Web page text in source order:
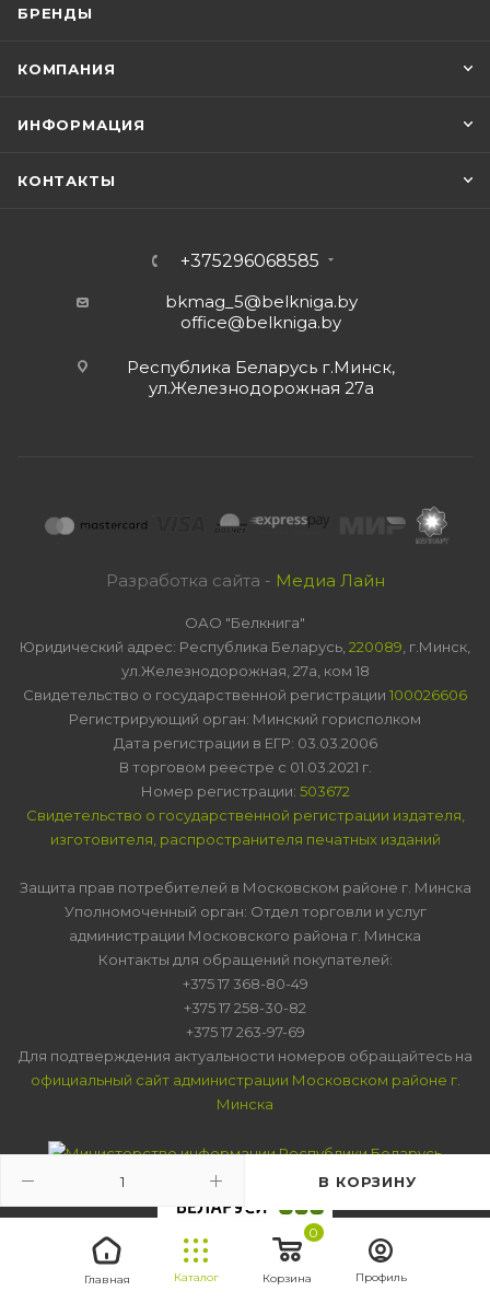
В КОРЗИНУ
Главная Каталог Корзина
0
Профиль
БРЕНДЫ
КОМПАНИЯ
ИНФОРМАЦИЯ
КОНТАКТЫ
+375296068585
bkmag_5@belkniga.by
office@belkniga.by
Республика Беларусь г.Минск,
ул.Железнодорожная 27а
Разработка сайта - Медиа Лайн
ОАО "Белкнига"
Юридический адрес: Республика Беларусь, 220089 , г.Минск,
ул.Железнодорожная, 27а, ком 18
Свидетельство о государственной регистрации 100026606
Регистрирующий орган: Минский горисполком
Дата регистрации в ЕГР: 03.03.2006
В торговом реестре с 01.03.2021 г.
Номер регистрации: 503672
Свидетельство о государственной регистрации издателя,
изготовителя, распространителя печатных изданий
Защита прав потребителей в Московском районе г. Минска
Уполномоченный орган: Отдел торговли и услуг
администрации Московского района г. Минска
Контакты для обращений покупателей:
+375 17 368-80-49
+375 17 258-30-82
+375 17 263-97-69
Для подтверждения актуальности номеров обращайтесь на
официальный сайт администрации Московском районе г.
Минска